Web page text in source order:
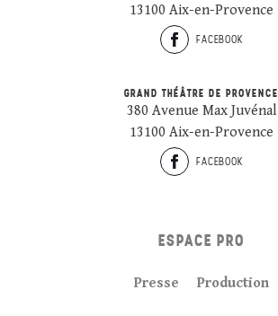
13100 Aix-en-Provence
FACEBOOK
GRAND THÉÂTRE DE PROVENCE
380 Avenue Max Juvénal
13100 Aix-en-Provence
FACEBOOK
ESPACE PRO
Presse Production